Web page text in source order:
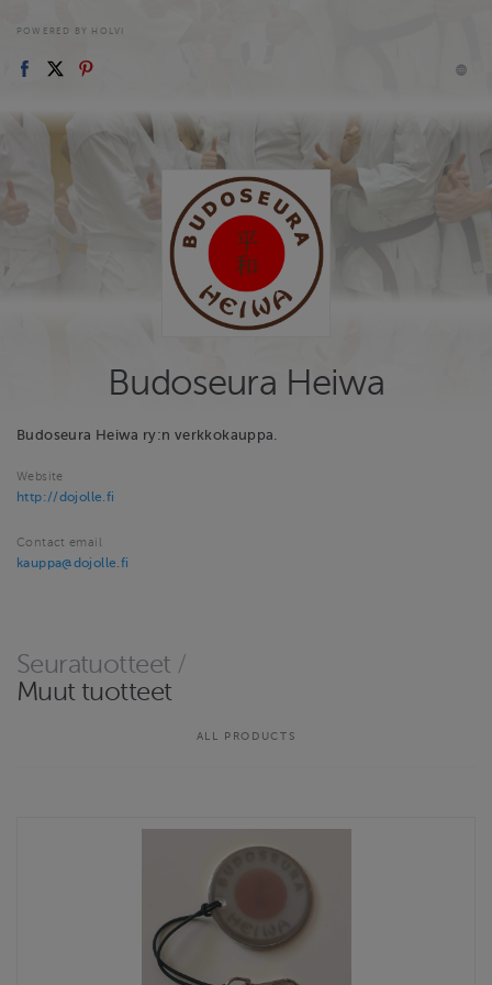
POWERED BY HOLVI
Budoseura Heiwa
Budoseura Heiwa ry:n verkkokauppa.
Website
http://dojolle.fi
Contact email
kauppa@dojolle.fi
Seuratuotteet /
Muut tuotteet
ALL PRODUCTS